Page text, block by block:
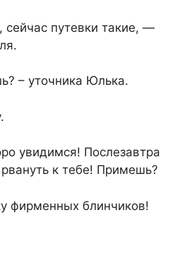
путевки такие, —
– уточника Юлька.
увидимся! Послезавтра
к тебе! Примешь?
фирменных блинчиков!